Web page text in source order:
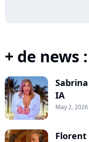
+ de news :
IA
May 2, 2026
Florent